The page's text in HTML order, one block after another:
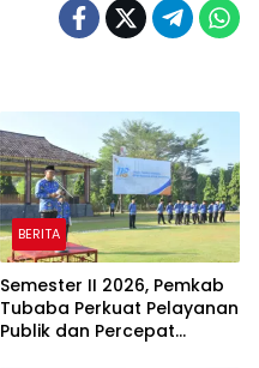
BERITA
Semester II 2026, Pemkab
Tubaba Perkuat Pelayanan
Publik dan Percepat